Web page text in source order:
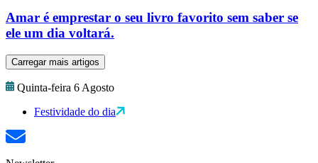
Amar é emprestar o seu livro favorito sem saber se
ele um dia voltará.
Carregar mais artigos
Quinta-feira 6 Agosto
Festividade do dia